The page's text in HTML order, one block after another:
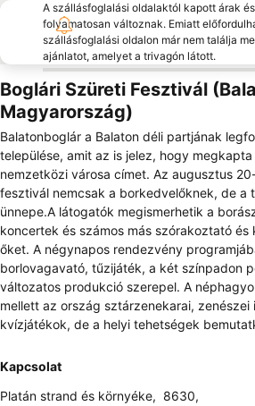
A szállásfoglalási oldalaktól kapott árak
folyamatosan változnak. Emiatt
szállásfoglalási oldalon már nem találja
ajánlatot, amelyet a trivagón látott.
Boglári Szüreti Fesztivál
Magyarország)
Balatonboglár a Balaton déli partjának
települése, amit az is jelez, hogy
nemzetközi városa címet. Az augusztus
fesztivál nemcsak a borkedvelőknek, de a
ünnepe.A látogatók megismerhetik a
koncertek és számos más szórakoztató és
őket. A négynapos rendezvény
borlovagavató, tűzijáték, a két színpadon
változatos produkció szerepel. A
mellett az ország sztárzenekarai, zenészei
kvízjátékok, de a helyi tehetségek
Kapcsolat
Platán strand és környéke, 8630,